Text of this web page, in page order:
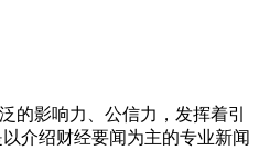
的影响力、公信力，发挥着引
介绍财经要闻为主的专业新闻